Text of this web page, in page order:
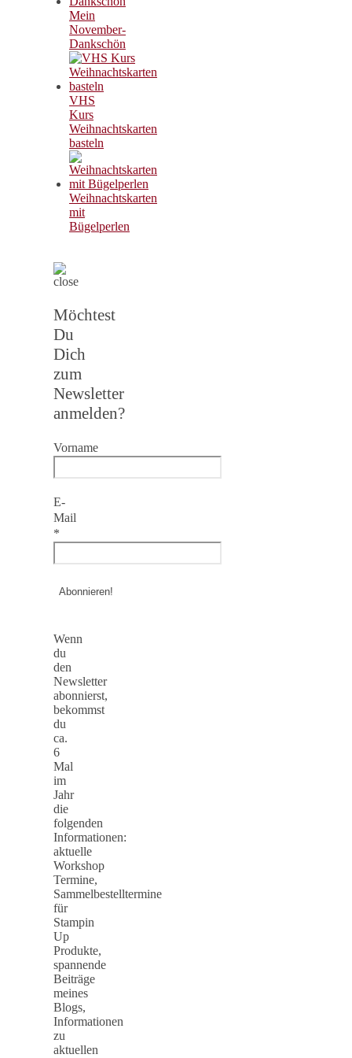
Mein
November-
Dankschön
VHS
Kurs
Weihnachtskarten
basteln
Weihnachtskarten
mit
Bügelperlen
Möchtest
Du
Dich
zum
Newsletter
anmelden?
Vorname
E-
Mail
*
Wenn
du
den
Newsletter
abonnierst,
bekommst
du
ca.
6
Mal
im
Jahr
die
folgenden
Informationen:
aktuelle
Workshop
Termine,
Sammelbestelltermine
für
Stampin
Up
Produkte,
spannende
Beiträge
meines
Blogs,
Informationen
zu
aktuellen